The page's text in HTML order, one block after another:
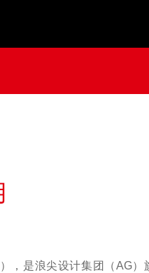
，是浪尖设计集团（AG